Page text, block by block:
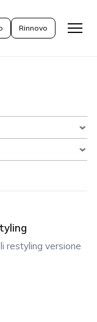
Apri
Rinnovo
restyling versione